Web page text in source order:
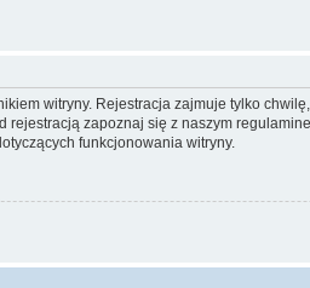
witryny. Rejestracja zajmuje tylko
zapoznaj się z naszym
funkcjonowania witryny.